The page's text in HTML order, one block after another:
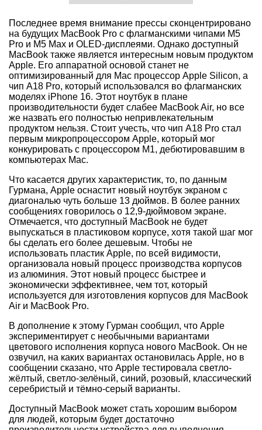
Последнее время внимание прессы сконцентрировано
на будущих MacBook Pro с флагманскими чипами M5
Pro и M5 Max и OLED-дисплеями. Однако доступный
MacBook также является интересным новым продуктом
Apple. Его аппаратной основой станет не
оптимизированный для Mac процессор Apple Silicon, а
чип A18 Pro, который использовался во флагманских
моделях iPhone 16. Этот ноутбук в плане
производительности будет слабее MacBook Air, но все
же назвать его полностью непривлекательным
продуктом нельзя. Стоит учесть, что чип A18 Pro стал
первым микропроцессором Apple, который мог
конкурировать с процессором M1, дебютировавшим в
компьютерах Mac.
Что касается других характеристик, то, по данным
Гурмана, Apple оснастит новый ноутбук экраном с
диагональю чуть больше 13 дюймов. В более ранних
сообщениях говорилось о 12,9-дюймовом экране.
Отмечается, что доступный MacBook не будет
выпускаться в пластиковом корпусе, хотя такой шаг мог
бы сделать его более дешевым. Чтобы не
использовать пластик Apple, по всей видимости,
организовала новый процесс производства корпусов
из алюминия. Этот новый процесс быстрее и
экономически эффективнее, чем тот, который
используется для изготовления корпусов для MacBook
Air и MacBook Pro.
В дополнение к этому Гурман сообщил, что Apple
экспериментирует с необычными вариантами
цветового исполнения корпуса нового MacBook. Он не
озвучил, на каких вариантах остановилась Apple, но в
сообщении сказано, что Apple тестировала светло-
жёлтый, светло-зелёный, синий, розовый, классический
серебристый и тёмно-серый варианты.
Доступный MacBook может стать хорошим выбором
для людей, которым будет достаточно